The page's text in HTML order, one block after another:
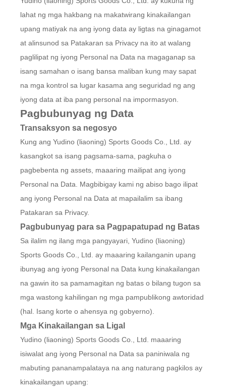
lahat ng mga hakbang na makatwirang kinakailangan
upang matiyak na ang iyong data ay ligtas na ginagamot
at alinsunod sa Patakaran sa Privacy na ito at walang
paglilipat ng iyong Personal na Data na magaganap sa
isang samahan o isang bansa maliban kung may sapat
na mga kontrol sa lugar kasama ang seguridad ng ang
iyong data at iba pang personal na impormasyon.
Pagbubunyag ng Data
Transaksyon sa negosyo
Kung ang Yudino (liaoning) Sports Goods Co., Ltd. ay
kasangkot sa isang pagsama-sama, pagkuha o
pagbebenta ng assets, maaaring mailipat ang iyong
Personal na Data. Magbibigay kami ng abiso bago ilipat
ang iyong Personal na Data at mapailalim sa ibang
Patakaran sa Privacy.
Pagbubunyag para sa Pagpapatupad ng Batas
Sa ilalim ng ilang mga pangyayari, Yudino (liaoning)
Sports Goods Co., Ltd. ay maaaring kailanganin upang
ibunyag ang iyong Personal na Data kung kinakailangan
na gawin ito sa pamamagitan ng batas o bilang tugon sa
mga wastong kahilingan ng mga pampublikong awtoridad
(hal. Isang korte o ahensya ng gobyerno).
Mga Kinakailangan sa Ligal
Yudino (liaoning) Sports Goods Co., Ltd. maaaring
isiwalat ang iyong Personal na Data sa paniniwala ng
mabuting pananampalataya na ang naturang pagkilos ay
kinakailangan upang: